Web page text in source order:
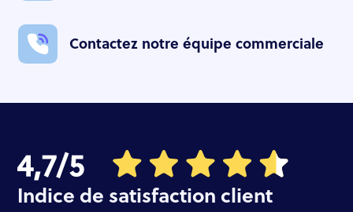
Contactez notre équipe commerciale
Indice de satisfaction client